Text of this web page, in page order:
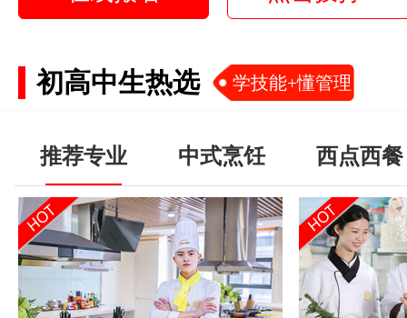
初高中生热选 学技能+懂管理
推荐专业 中式烹饪 西点西餐